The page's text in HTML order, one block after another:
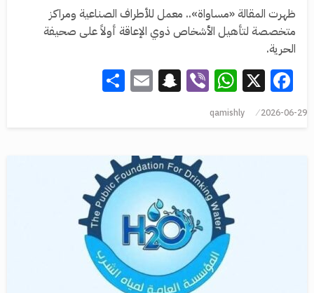
ظهرت المقالة «مساواة».. معمل للأطراف الصناعية ومراكز
متخصصة لتأهيل الأشخاص ذوي الإعاقة أولاً على صحيفة
الحرية.
Facebook
X
WhatsApp
Viber
Snapchat
Email
2026-06-29
qamishly